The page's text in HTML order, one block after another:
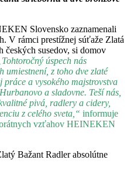
Slovensko zaznamenali
V rámci prestížnej súťaže Zlatá
českých susedov, si domov
„Tohtoročný úspech nás
z toho dve zlaté
práce a vysokého majstrovstva
a sladovne. Teší nás,
pivá, radlery a cidery,
z celého sveta,“ informuje
vzťahov HEINEKEN
Bažant Radler absolútne